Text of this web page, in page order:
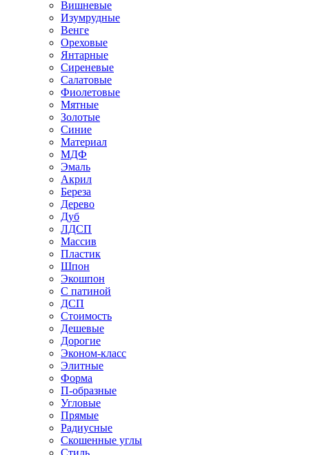
Вишневые
Изумрудные
Венге
Ореховые
Янтарные
Сиреневые
Салатовые
Фиолетовые
Мятные
Золотые
Синие
Материал
МДФ
Эмаль
Акрил
Береза
Дерево
Дуб
ЛДСП
Массив
Пластик
Шпон
Экошпон
С патиной
ДСП
Стоимость
Дешевые
Дорогие
Эконом-класс
Элитные
Форма
П-образные
Угловые
Прямые
Радиусные
Скошенные углы
Стиль